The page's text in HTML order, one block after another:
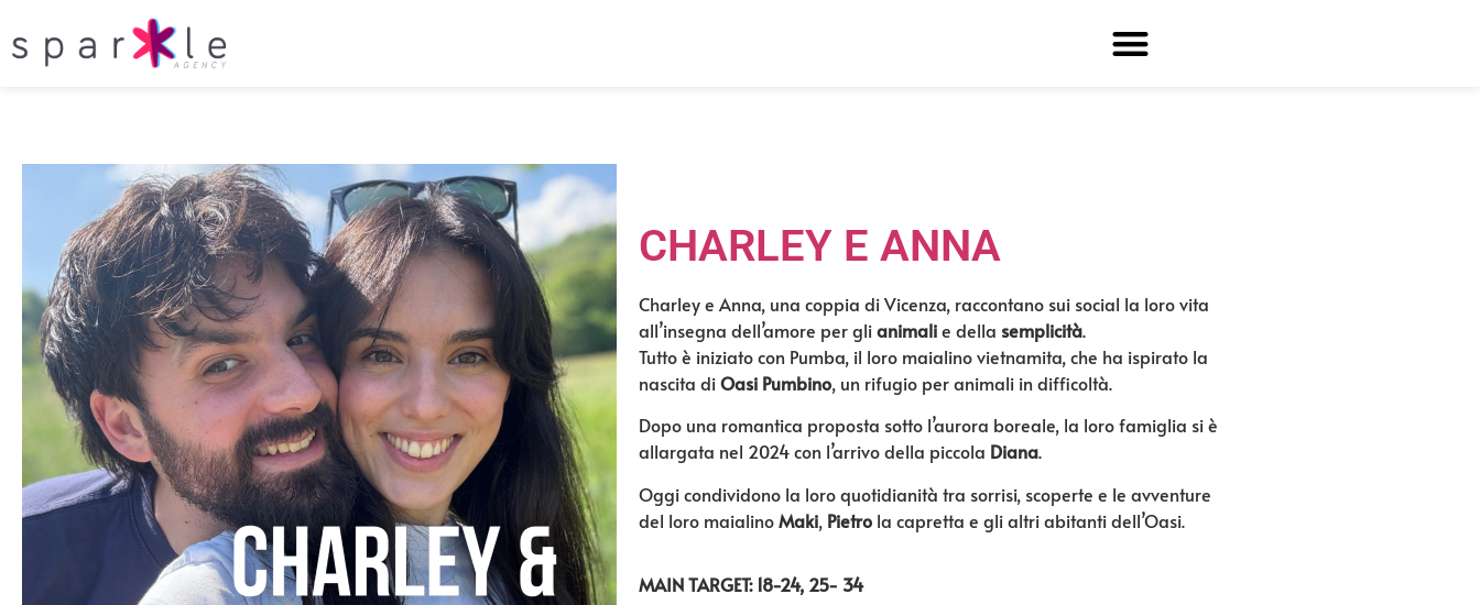
CHARLEY E ANNA
Charley e Anna, una coppia di Vicenza, raccontano sui social la loro vita
all’insegna dell’amore per glianimalie della semplicità.
Tutto è iniziato con Pumba, il loro maialino vietnamita, che ha ispirato la
nascita diOasi Pumbino, un rifugio per animali in difficoltà.
Dopo una romantica proposta sotto l’aurora boreale, la loro famiglia si è
allargata nel 2024 con l’arrivo della piccola Diana.
Oggi condividono la loroquotidianità tra sorrisi, scoperte e le avventure
del loro maialinoMaki, Pietro la capretta e gli altri abitanti dell’Oasi.
MAIN TARGET: 18-24, 25- 34